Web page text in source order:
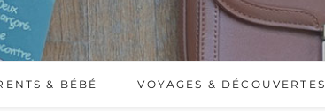
& BÉBÉ VOYAGES & DÉCOUVERTES